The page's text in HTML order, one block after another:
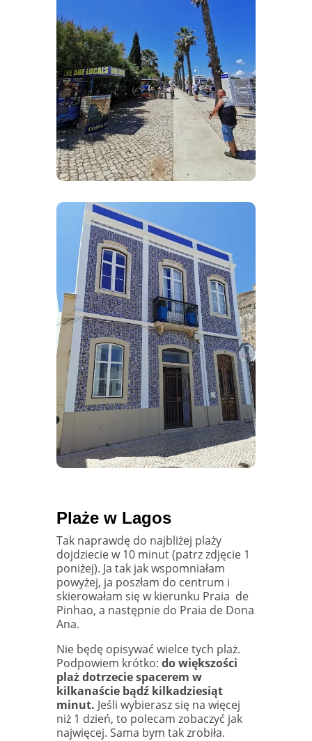
Plaże w Lagos
Tak naprawdę do najbliżej plaży
dojdziecie w 10 minut (patrz zdjęcie 1
poniżej). Ja tak jak wspomniałam
powyżej, ja poszłam do centrum i
skierowałam się w kierunku Praia de
Pinhao, a następnie do Praia de Dona
Ana.
Nie będę opisywać wielce tych plaż.
Podpowiem krótko: do większości
plaż dotrzecie spacerem w
kilkanaście bądź kilkadziesiąt
minut. Jeśli wybierasz się na więcej
niż 1 dzień, to polecam zobaczyć jak
najwięcej. Sama bym tak zrobiła.